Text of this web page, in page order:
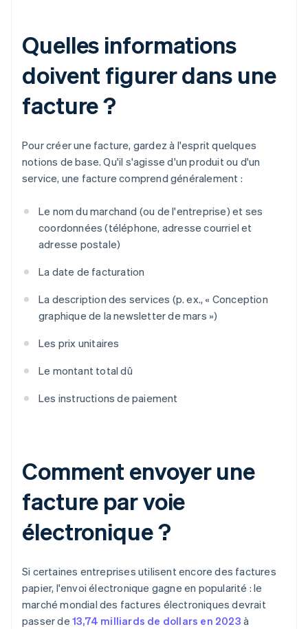
Quelles informations
doivent figurer dans une
facture ?
Pour créer une facture, gardez à l'esprit quelques
notions de base. Qu'il s'agisse d'un produit ou d'un
service, une facture comprend généralement :
Le nom du marchand (ou de l'entreprise) et ses
coordonnées (téléphone, adresse courriel et
adresse postale)
La date de facturation
La description des services (p. ex., « Conception
graphique de la newsletter de mars »)
Les prix unitaires
Le montant total dû
Les instructions de paiement
Comment envoyer une
facture par voie
électronique ?
Si certaines entreprises utilisent encore des factures
papier, l'envoi électronique gagne en popularité : le
marché mondial des factures électroniques devrait
passer de 13,74 milliards de dollars en 2023 à